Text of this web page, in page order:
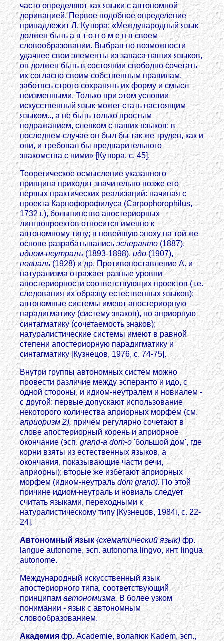
часто определяют как языки с автономной
деривацией. Первое подобное определение
принадлежит Л. Кутюра: «Международный язык
должен быть а в т о н о м е н в своем
словообразовании. Выбрав по возможности
удачнее свои элементы из запаса наших языков,
он должен быть в состоянии свободно сочетать
их согласно своим собственным правилам,
заботясь строго сохранять их форму и смысл
неизменными. Только при этом условии
искусственный язык может стать настоящим
языком.., а не быть только простым
подражанием, слепком с наших языков: в
последнем случае он был бы так же труден, как и
они, и требовал бы предварительного
знакомства с ними» [Кутюра, с. 45].
Теоретическое осмысление указанного
принципа приходит значительно позже его
первых практических реализаций: начиная с
проекта Карпофорофилуса (Carpophorophilus,
1732 г.), большинство апостериорных
лингвопроектов относится именно к
автономному типу; в новейшую эпоху на той же
основе разрабатывалисьэсперанто(1887),
идиом-неутралъ (1893-1898),идо(1907),
новиаль(1928) и др. Противопоставление А. и
натурализма отражает разные уровни
апостериорности соответствующих проектов (т.е.
следования их образцу естественных языков):
автономные системы имеют апостериорную
парадигматику (систему знаков), но априорную
синтагматику (сочетаемость знаков);
натуралистические системы имеют в равной
степени апостериорную парадигматику и
синтагматику [Кузнецов, 1976, с. 74-75].
Внутри группы автономных систем можно
провести различие между эсперанто и идо, с
одной стороны, и идиом-неутралем и новиалем -
с другой: первые допускают использование
некоторого количества априорных морфем (см.
априоризм 2),причем регулярно сочетают в
слове апостериорный корень и априорное
окончание (эсп. grand-a dom-o'большой дом', где
корни взяты из естественных языков, а
окончания, показывающие части речи,
априорны); вторые же избегают априорных
морфем (идиом-неутральdom grand).По этой
причине идиом-неутраль и новиаль следует
считать языками, переходными к
натуралистическому типу [Кузнецов, 1984i, с. 22-
24].
Автономный язык{схематический язык)фр.
langue autonome, эсп. autonoma lingvo, инт. lingua
autonome.
Международный искусственный язык
апостериорного типа, соответствующий
принципамавтономизма.В более узком
понимании - язык с автономным
словообразованием.
Академияфр. Academie, волапюк Kadem, эсп.,